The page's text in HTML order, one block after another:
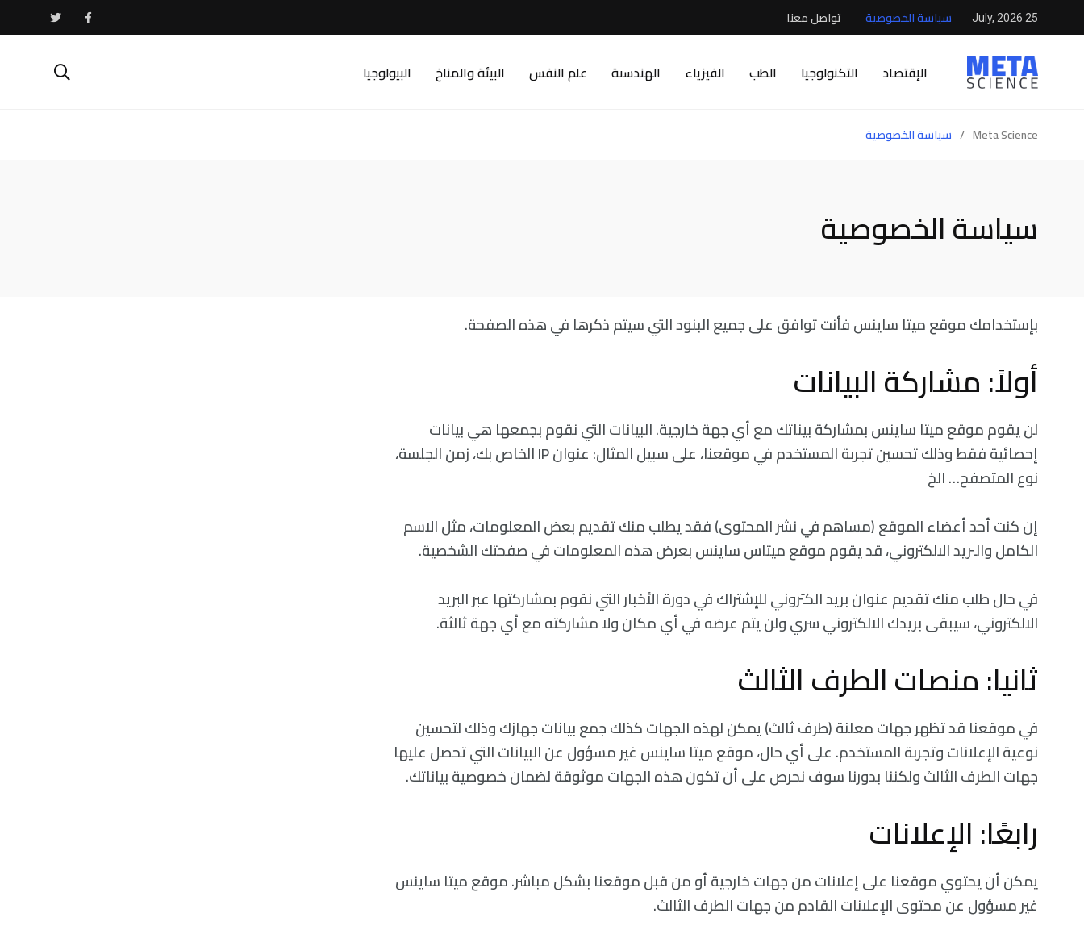
25 July, 2026 سياسة الخصوصية تواصل معنا
الإقتصاد التكنولوجيا الطب الفيزياء الهندسىة علم النفس البيئة والمناخ البيولوجيا
Meta Science
/ سياسة الخصوصية
سياسة الخصوصية
بإستخدامك موقع ميتا ساينس فأنت توافق على جميع البنود التي سيتم ذكرها في هذه الصفحة.
أولاً: مشاركة البيانات
لن يقوم موقع ميتا ساينس بمشاركة بيناتك مع أي جهة خارجية. البيانات التي نقوم بجمعها هي بيانات
إحصائية فقط وذلك تحسين تجربة المستخدم في موقعنا، على سبيل المثال: عنوان IP الخاص بك، زمن الجلسة،
نوع المتصفح… الخ
إن كنت أحد أعضاء الموقع (مساهم في نشر المحتوى) فقد يطلب منك تقديم بعض المعلومات، مثل الاسم
الكامل والبريد الالكتروني، قد يقوم موقع ميتاس ساينس بعرض هذه المعلومات في صفحتك الشخصية.
في حال طلب منك تقديم عنوان بريد الكتروني للإشتراك في دورة الأخبار التي نقوم بمشاركتها عبر البريد
الالكتروني، سيبقى بريدك الالكتروني سري ولن يتم عرضه في أي مكان ولا مشاركته مع أي جهة ثالثة.
ثانيا: منصات الطرف الثالث
في موقعنا قد تظهر جهات معلنة (طرف ثالث) يمكن لهذه الجهات كذلك جمع بيانات جهازك وذلك لتحسين
نوعية الإعلانات وتجربة المستخدم. على أي حال، موقع ميتا ساينس غير مسؤول عن البيانات التي تحصل عليها
جهات الطرف الثالث ولكننا بدورنا سوف نحرص على أن تكون هذه الجهات موثوقة لضمان خصوصية بياناتك.
رابعًا: الإعلانات
يمكن أن يحتوي موقعنا على إعلانات من جهات خارجية أو من قبل موقعنا بشكل مباشر. موقع ميتا ساينس
غير مسؤول عن محتوى الإعلانات القادم من جهات الطرف الثالث.